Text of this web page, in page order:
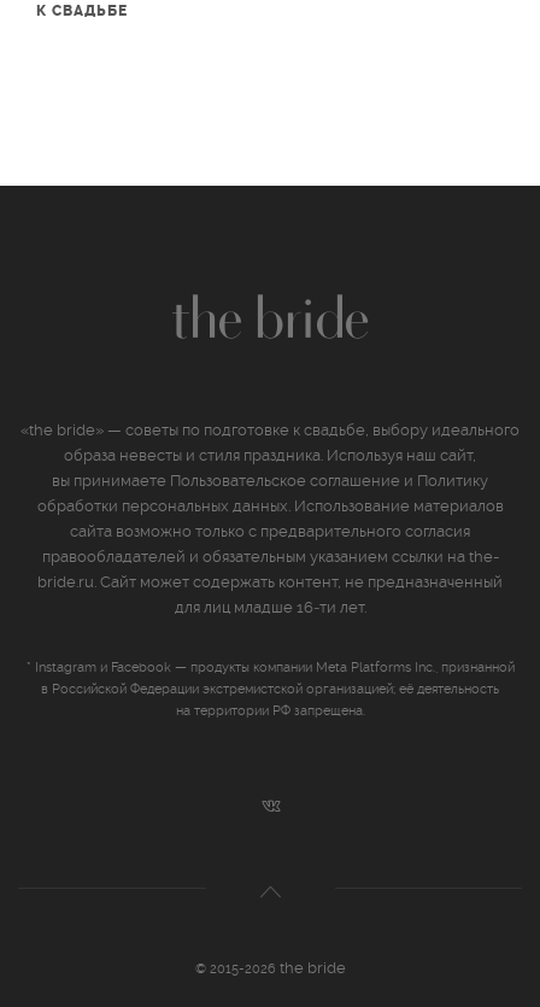
К СВАДЬБЕ
«the bride» — советы по подготовке к свадьбе, выбору идеального
образа невесты и стиля праздника. Используя наш сайт,
вы принимаете Пользовательское соглашение и Политику
обработки персональных данных . Использование материалов
сайта возможно только с предварительного согласия
правообладателей и обязательным указанием ссылки на the-
bride.ru. Сайт может содержать контент, не предназначенный
для лиц младше 16‑ти лет.
* Instagram и Facebook — продукты компании Meta Platforms Inc., признанной
в Российской Федерации экстремистской организацией; её деятельность
на территории РФ запрещена.
© 2015-2026 the bride